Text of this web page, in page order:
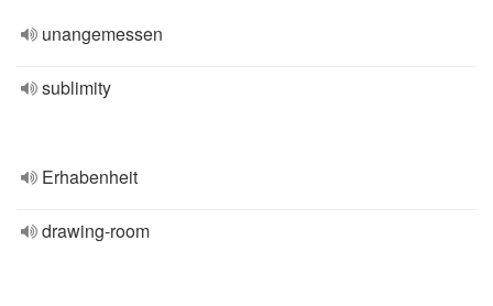
unangemessen
sublimity
Erhabenheit
drawing-room